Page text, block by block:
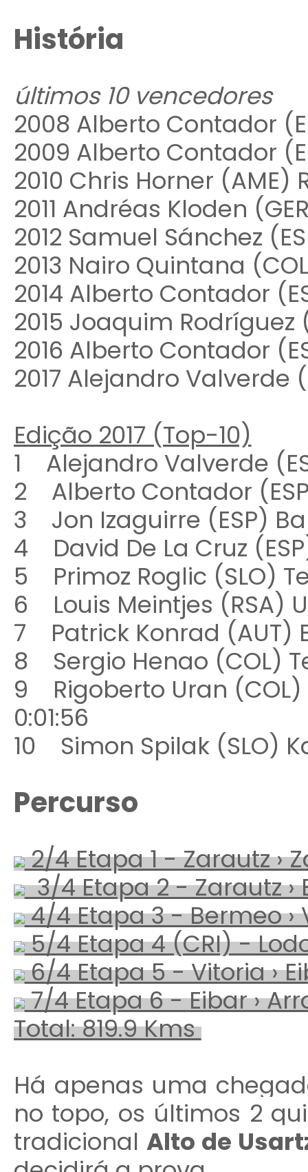
História
últimos 10 vencedores
2008 Alberto Contador
2009 Alberto Contador
2010 Chris Horner (AME)
2011 Andréas Kloden
2012 Samuel Sánchez
2013 Nairo Quintana
2014 Alberto Contador
2015 Joaquim Rodríguez
2016 Alberto Contador
2017 Alejandro Valverde
Edição 2017 (Top-10)
1 Alejandro Valverde
2 Alberto Contador
3 Jon Izaguirre (ESP)
4 David De La Cruz
5 Primoz Roglic (SLO)
6 Louis Meintjes (RSA)
7 Patrick Konrad
8 Sergio Henao (COL)
9 Rigoberto Uran
0:01:56
10 Simon Spilak (SLO)
Percurso
2/4 Etapa 1 - Zarautz ›
3/4 Etapa 2 - Zarautz ›
4/4 Etapa 3 - Bermeo ›
5/4 Etapa 4 (CRI) -
6/4 Etapa 5 - Vitoria ›
7/4 Etapa 6 - Eibar ›
Total: 819.9 Kms
Há apenas uma
no topo, os últimos 2
tradicional Alto de